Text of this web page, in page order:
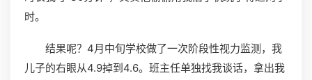
时。
结果呢？4月中旬学校做了一次阶段性视力监测，我
儿子的右眼从4.9掉到4.6。班主任单独找我谈话，拿出我